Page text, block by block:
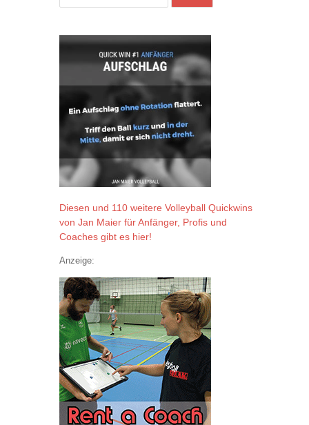
Diesen und 110 weitere Volleyball Quickwins
von Jan Maier für Anfänger, Profis und
Coaches gibt es hier!
Anzeige: